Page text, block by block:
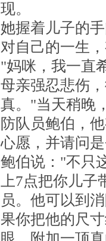
现。
她握着儿子的
对自己的一生
"妈咪，我一直
母亲强忍悲伤
真。"当天稍晚
防队员鲍伯，
心愿，并请问
鲍伯说："不只
上7点把你儿
员。他可以到
果你把他的尺